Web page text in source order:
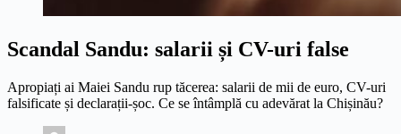
Scandal Sandu: salarii și CV-uri false
Apropiați ai Maiei Sandu rup tăcerea: salarii de mii de euro, CV-uri
falsificate și declarații-șoc. Ce se întâmplă cu adevărat la Chișinău?